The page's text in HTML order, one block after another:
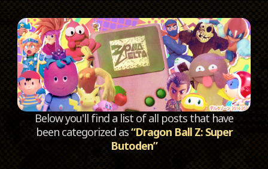
Below you'll find a list of all posts that have
been categorized as“Dragon Ball Z: Super
Butoden”